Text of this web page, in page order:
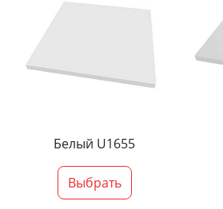
Белый U1655
Выбрать